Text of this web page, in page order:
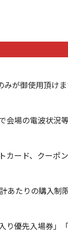
が御使用頂けま
会場の電波状況
カード、クーポ
あたりの購入制
り優先入場券」